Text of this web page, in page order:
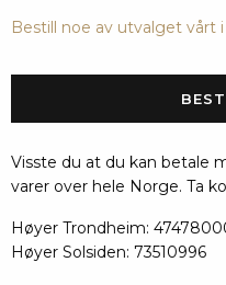
Bestill noe av utvalget vårt
Visste du at du kan betale
varer over hele Norge. Ta
Høyer Trondheim:
Høyer Solsiden: 73510996